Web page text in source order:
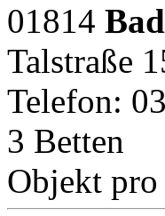
01814
Talstraße
Telefon:
3 Betten
Objekt pro